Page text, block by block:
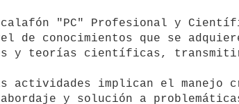
de conocimientos que se
y teorías científicas, transmitir
y solución a